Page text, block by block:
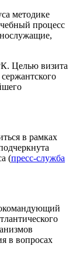
методике
процесс
Целью визита
в рамках
(пресс-служба
в вопросах